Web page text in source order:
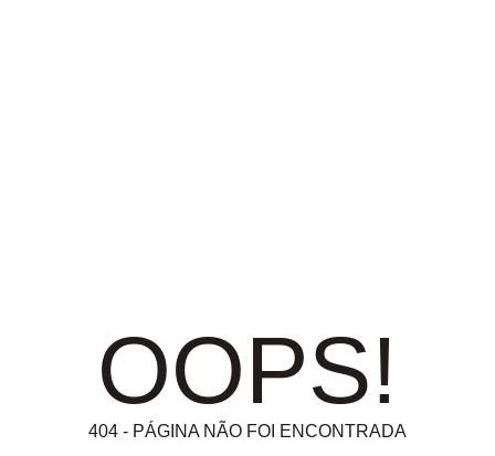
OOPS!
404 - PÁGINA NÃO FOI ENCONTRADA